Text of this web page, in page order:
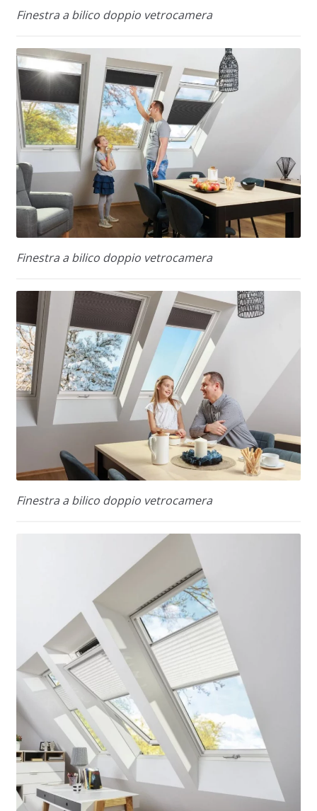
Finestra a bilico doppio vetrocamera
Finestra a bilico doppio vetrocamera
Finestra a bilico doppio vetrocamera